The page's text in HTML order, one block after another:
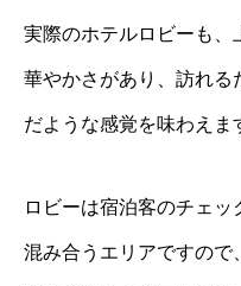
実際のホテルロビーも、
華やかさがあり、訪れる
だような感覚を味わえま
ロビーは宿泊客のチェ
混み合うエリアですので